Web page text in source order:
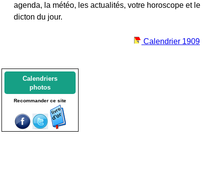
agenda, la météo, les actualités, votre horoscope et le
dicton du jour.
Calendrier 1909
Calendriers
photos
Recommander ce site